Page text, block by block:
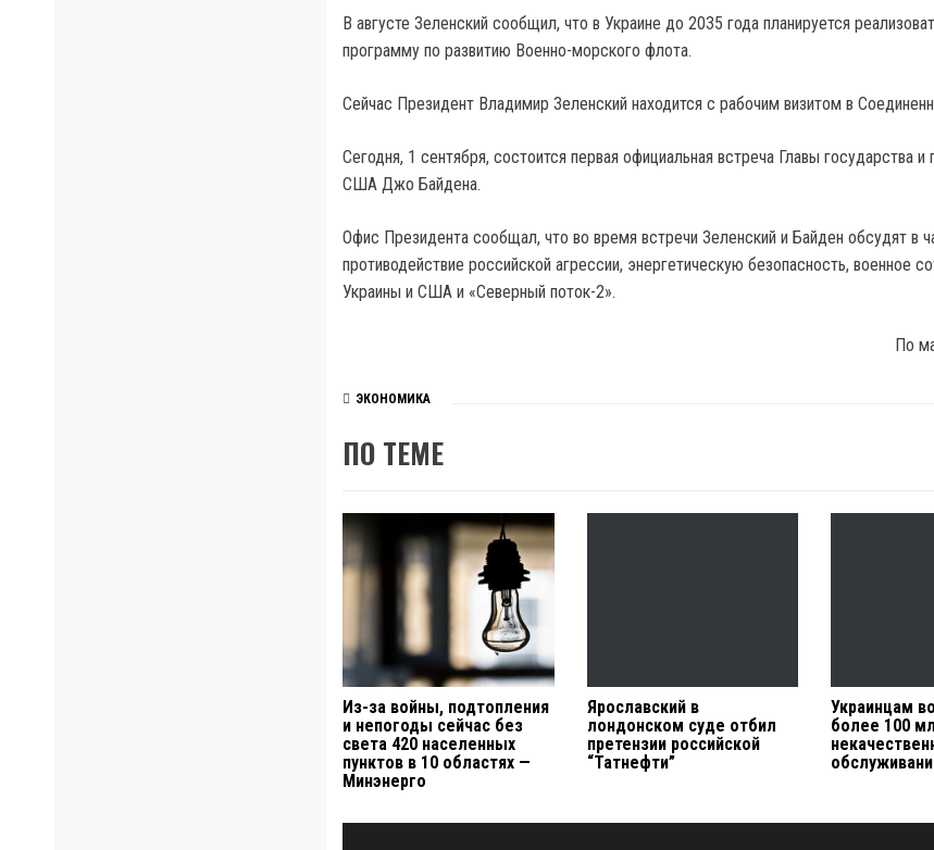
В августе Зеленский сообщил, что в Украине до 2035 года планируется
программу по развитию Военно-морского флота.
Сейчас Президент Владимир Зеленский находится с рабочим визитом в
Сегодня, 1 сентября, состоится первая официальная встреча Главы государства и
США Джо Байдена.
Офис Президента сообщал, что во время встречи Зеленский и Байден обсудят в
противодействие российской агрессии, энергетическую безопасность, военное
Украины и США и «Северный поток-2».
По
ЭКОНОМИКА
ПО ТЕМЕ
Из-за войны, подтопления
и непогоды сейчас без
света 420 населенных
пунктов в 10 областях —
Минэнерго
Ярославский в
лондонском суде отбил
претензии российской
“Татнефти”
Украинцам
более 100
Навигация